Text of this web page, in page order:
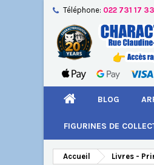
Téléphone: 022 731 17 33
BLOG
FIGURINES DE
Accueil Livres -